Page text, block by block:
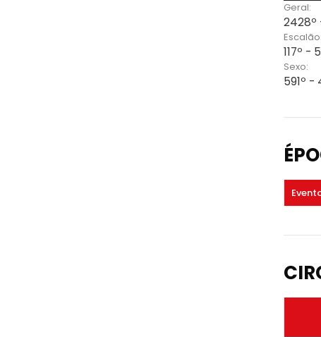
Geral:
2428º
Escalão:
117º -
Sexo:
591º -